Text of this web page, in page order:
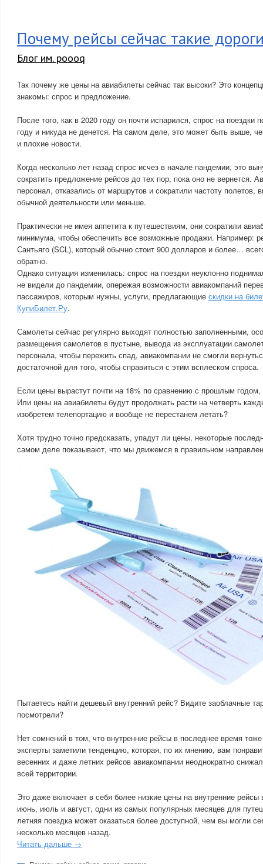
Почему рейсы сейчас такие
Блог им. poooq
Так почему же цены на авиабилеты сейчас так высоки? Это
знакомы: спрос и предложение.
После того, как в 2020 году он почти испарился, спрос на поездки
году и никуда не денется. На самом деле, это может быть выше,
и плохие новости.
Когда несколько лет назад спрос исчез в начале пандемии, это
сократить предложение рейсов до тех пор, пока оно не вернется.
персонал, отказались от маршрутов и сократили частоту полетов,
обычной деятельности или меньше.
Практически не имея аппетита к путешествиям, они сократили
минимума, чтобы обеспечить все возможные продажи. Например:
Сантьяго (SCL), который обычно стоит 900 долларов и более…
обратно.
Однако ситуация изменилась: спрос на поездки неуклонно
не видели до пандемии, опережая возможности авиакомпаний
пассажиров, которым нужны, услуги, предлагающие скидки на
КупиБилет.Ру.
Самолеты сейчас регулярно выходят полностью заполненными,
размещения самолетов в пустыне, вывода из эксплуатации
персонала, чтобы пережить спад, авиакомпании не смогли
достаточной для того, чтобы справиться с этим всплеском спроса.
Если цены вырастут почти на 18% по сравнению с прошлым
Или цены на авиабилеты будут продолжать расти на четверть
изобретем телепортацию и вообще не перестанем летать?
Хотя трудно точно предсказать, упадут ли цены, некоторые
самом деле показывают, что мы движемся в правильном
Пытаетесь найти дешевый внутренний рейс? Видите заоблачные
посмотрели?
Нет сомнений в том, что внутренние рейсы в последнее время
эксперты заметили тенденцию, которая, по их мнению, вам
весенних и даже летних рейсов авиакомпании неоднократно
всей территории.
Это даже включает в себя более низкие цены на внутренние
июнь, июль и август, одни из самых популярных месяцев для
летняя поездка может оказаться более доступной, чем вы могли
несколько месяцев назад.
Читать дальше →